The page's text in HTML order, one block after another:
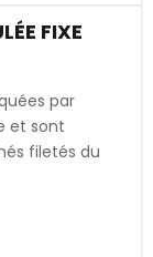
FIXE
par
et sont
filetés du